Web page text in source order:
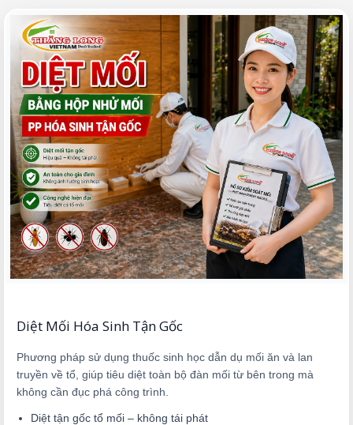
Diệt Mối Hóa Sinh Tận Gốc
Phương pháp sử dụng thuốc sinh học dẫn dụ mối ăn và lan
truyền về tổ, giúp tiêu diệt toàn bộ đàn mối từ bên trong mà
không cần đục phá công trình.
Diệt tận gốc tổ mối – không tái phát